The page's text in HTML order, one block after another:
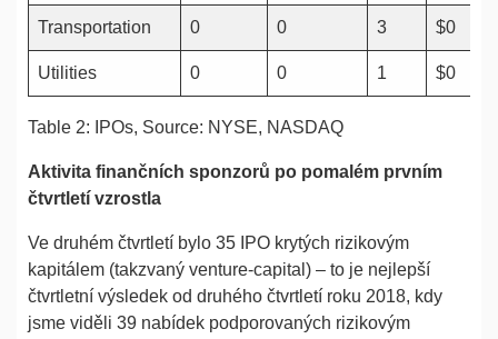
Transportation 0 0 3 $0
Utilities 0 0 1 $0
Table 2: IPOs, Source: NYSE, NASDAQ
Aktivita finančních sponzorů po pomalém prvním
čtvrtletí vzrostla
Ve druhém čtvrtletí bylo 35 IPO krytých rizikovým
kapitálem (takzvaný venture-capital) – to je nejlepší
čtvrtletní výsledek od druhého čtvrtletí roku 2018, kdy
jsme viděli 39 nabídek podporovaných rizikovým